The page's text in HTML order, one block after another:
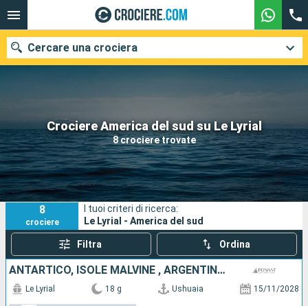
Crociere America del sud su Le Lyrial
8 crociere trovate
Cercare una crociera
Le nostre destinazioni
Mesi di partenza
Porti Compagnie
Ricerca
8
crociere
I tuoi criteri di ricerca:
Le Lyrial - America del sud
Filtra Ordina
ANTARTICO, ISOLE MALVINE , ARGENTINA, REGNO UNITO
Le Lyrial 18 g Ushuaia 15/11/2028